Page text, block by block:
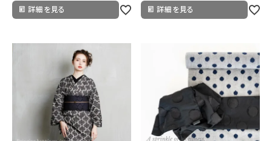
詳細を見る 詳細を見る